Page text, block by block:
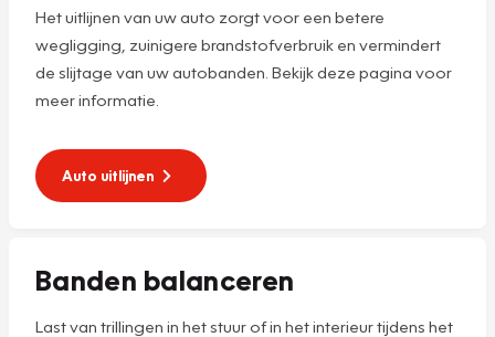
Het uitlijnen van uw auto zorgt voor een betere
wegligging, zuinigere brandstofverbruik en vermindert
de slijtage van uw autobanden. Bekijk deze pagina voor
meer informatie.
Auto uitlijnen
Banden balanceren
Last van trillingen in het stuur of in het interieur tijdens het